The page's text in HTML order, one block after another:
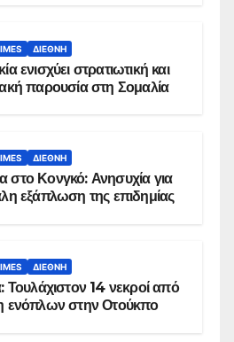
ΔΙΕΘΝΉ
ενισχύει στρατιωτική και
παρουσία στη Σομαλία
ΔΙΕΘΝΉ
Κονγκό: Ανησυχία για
εξάπλωση της επιδημίας
ΔΙΕΘΝΉ
Τουλάχιστον 14 νεκροί από
ενόπλων στην Οτούκπο